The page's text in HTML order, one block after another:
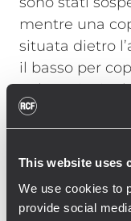
This website uses
We use cookies to
provide social
mentre una
situata dietro
il basso per
palco
estese con due
pavimento.
soddisfatto di
significativo